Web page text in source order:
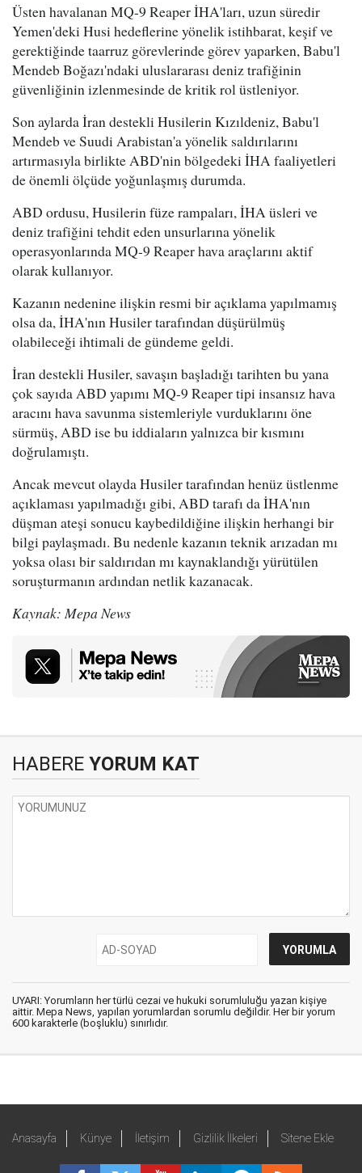
Üsten havalanan MQ-9 Reaper İHA'ları, uzun süredir
Yemen'deki Husi hedeflerine yönelik istihbarat, keşif ve
gerektiğinde taarruz görevlerinde görev yaparken, Babu'l
Mendeb Boğazı'ndaki uluslararası deniz trafiğinin
güvenliğinin izlenmesinde de kritik rol üstleniyor.
Son aylarda İran destekli Husilerin Kızıldeniz, Babu'l
Mendeb ve Suudi Arabistan'a yönelik saldırılarını
artırmasıyla birlikte ABD'nin bölgedeki İHA faaliyetleri
de önemli ölçüde yoğunlaşmış durumda.
ABD ordusu, Husilerin füze rampaları, İHA üsleri ve
deniz trafiğini tehdit eden unsurlarına yönelik
operasyonlarında MQ-9 Reaper hava araçlarını aktif
olarak kullanıyor.
Kazanın nedenine ilişkin resmi bir açıklama yapılmamış
olsa da, İHA'nın Husiler tarafından düşürülmüş
olabileceği ihtimali de gündeme geldi.
İran destekli Husiler, savaşın başladığı tarihten bu yana
çok sayıda ABD yapımı MQ-9 Reaper tipi insansız hava
aracını hava savunma sistemleriyle vurduklarını öne
sürmüş, ABD ise bu iddiaların yalnızca bir kısmını
doğrulamıştı.
Ancak mevcut olayda Husiler tarafından henüz üstlenme
açıklaması yapılmadığı gibi, ABD tarafı da İHA'nın
düşman ateşi sonucu kaybedildiğine ilişkin herhangi bir
bilgi paylaşmadı. Bu nedenle kazanın teknik arızadan mı
yoksa olası bir saldırıdan mı kaynaklandığı yürütülen
soruşturmanın ardından netlik kazanacak.
Kaynak: Mepa News
HABERE YORUM KAT
UYARI: Yorumların her türlü cezai ve hukuki sorumluluğu yazan kişiye
aittir. Mepa News, yapılan yorumlardan sorumlu değildir. Her bir yorum
600 karakterle (boşluklu) sınırlıdır.
Anasayfa Künye İletişim Gizlilik İlkeleri Sitene Ekle